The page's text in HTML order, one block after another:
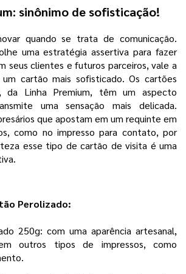
sinônimo de sofisticação!
quando se trata de comunicação.
uma estratégia assertiva para fazer
seus clientes e futuros parceiros, vale a
cartão mais sofisticado. Os cartões
da Linha Premium, têm um aspecto
uma sensação mais delicada.
que apostam em um requinte em
como no impresso para contato, por
esse tipo de cartão de visita é uma
Perolizado:
250g: com uma aparência artesanal,
outros tipos de impressos, como